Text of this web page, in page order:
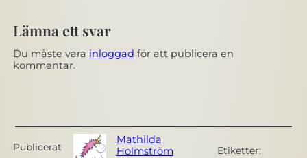
Lämna ett svar
Du måste vara inloggad för att publicera en
kommentar.
Publicerat
Mathilda
Holmström
Etiketter: